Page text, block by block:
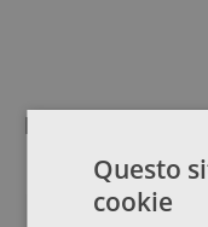
Questo
cookie